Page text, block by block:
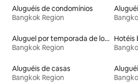
Aluguéis de condomínios
Bangkok Region
Aluguel por temporada de lofts
Bangkok Region
Hotéis
Aluguéis de casas
Bangkok Region